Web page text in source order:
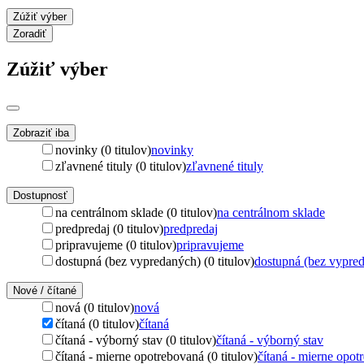
Zúžiť výber
Zoradiť
Zúžiť výber
Zobraziť iba
novinky (0 titulov)novinky
zľavnené tituly (0 titulov)zľavnené tituly
Dostupnosť
na centrálnom sklade (0 titulov)na centrálnom sklade
predpredaj (0 titulov)predpredaj
pripravujeme (0 titulov)pripravujeme
dostupná (bez vypredaných) (0 titulov)dostupná (bez
Nové / čítané
nová (0 titulov)nová
čítaná (0 titulov)čítaná
čítaná - výborný stav (0 titulov)čítaná - výborný stav
čítaná - mierne opotrebovaná (0 titulov)čítaná - mierne